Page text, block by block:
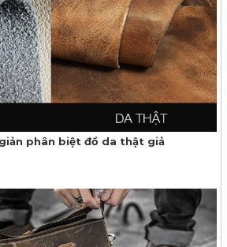
phân biệt đồ da thật giả